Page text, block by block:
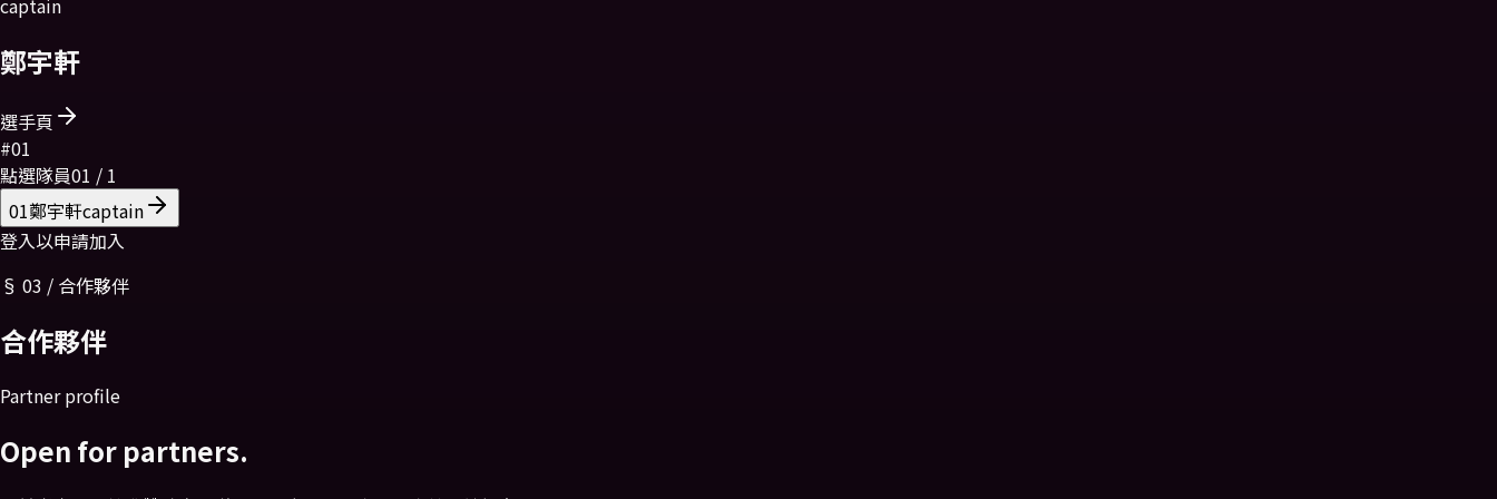
captain
鄭宇軒
選手頁
#01
點選隊員01 / 1
01鄭宇軒captain
登入以申請加入
§ 03 / 合作夥伴
合作夥伴
Partner profile
Open for partners.